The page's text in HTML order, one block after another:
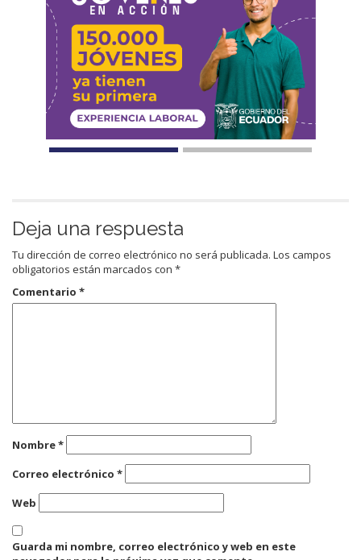
Deja una respuesta
Tu dirección de correo electrónico no será publicada. Los campos
obligatorios están marcados con *
Comentario *
Nombre*
Correo electrónico *
Web
Guarda mi nombre, correo electrónico y web en este